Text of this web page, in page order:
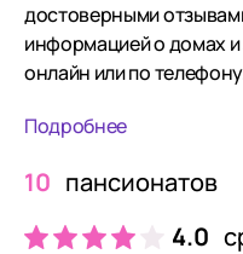
достоверными
информацией о домах
онлайн или по
Подробнее
10 пансионатов
4.0